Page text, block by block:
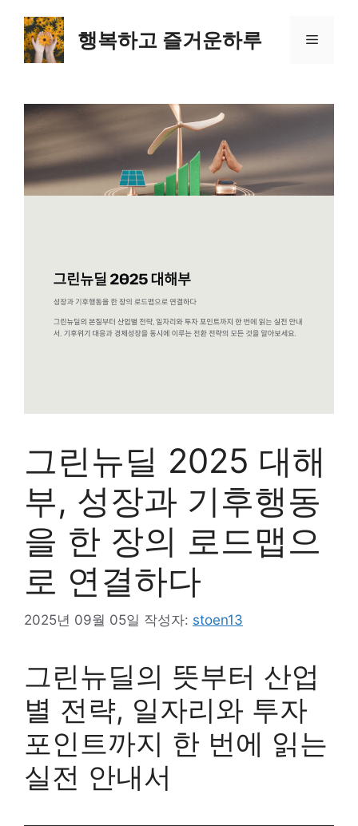
행복하고 즐거운하루 메
그린뉴딜 2025 대해
부, 성장과 기후행동
을 한 장의 로드맵으
로 연결하다
2025년 09월 05일 작성자: stoen13
그린뉴딜의 뜻부터 산업
별 전략, 일자리와 투자
포인트까지 한 번에 읽는
실전 안내서